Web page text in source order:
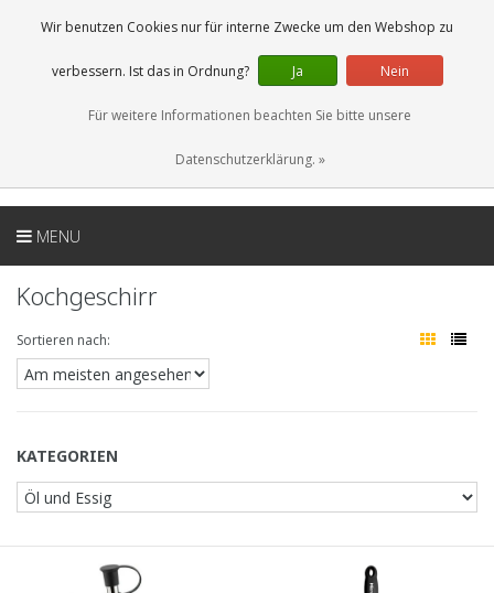
0 Artikel
DE
MENU
Kochgeschirr
Sortieren nach:
KATEGORIEN
Wir benutzen Cookies nur für interne Zwecke um den Webshop zu
verbessern. Ist das in Ordnung? Ja Nein
Für weitere Informationen beachten Sie bitte unsere
Datenschutzerklärung. »